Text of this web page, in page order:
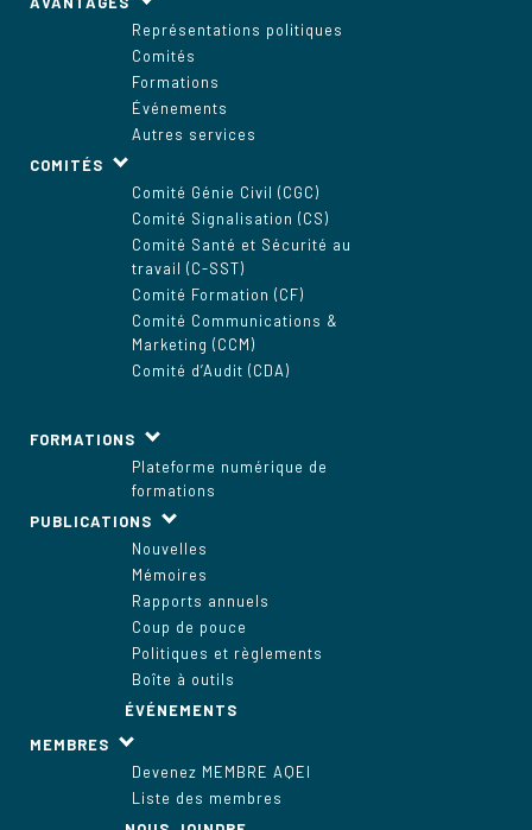
Représentations politiques
Comités
Formations
Événements
Autres services
COMITÉS
Comité Génie Civil (CGC)
Comité Signalisation (CS)
Comité Santé et Sécurité au
travail (C-SST)
Comité Formation (CF)
Comité Communications &
Marketing (CCM)
Comité d’Audit (CDA)
FORMATIONS
Plateforme numérique de
formations
PUBLICATIONS
Nouvelles
Mémoires
Rapports annuels
Coup de pouce
Politiques et règlements
Boîte à outils
ÉVÉNEMENTS
MEMBRES
Devenez MEMBRE AQEI
Liste des membres